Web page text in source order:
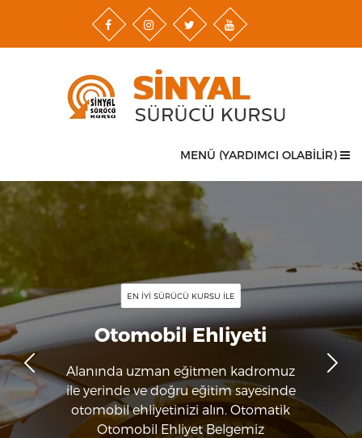
MENÜ (YARDIMCI OLABİLİR)
EN İYİ SÜRÜCÜ KURSU İLE
Otomobil Ehliyeti
Alanında uzman eğitmen kadromuz
ile yerinde ve doğru eğitim sayesinde
otomobil ehliyetinizi alın. Otomatik
Otomobil Ehliyet Belgemiz